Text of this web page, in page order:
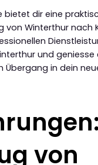
bietet dir eine
von Winterthur nach
und geniesse
Übergang in dein
von